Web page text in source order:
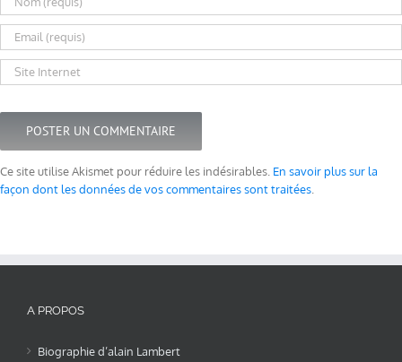
Ce site utilise Akismet pour réduire les indésirables. En savoir plus sur la
façon dont les données de vos commentaires sont traitées
A PROPOS
Biographie d’alain Lambert